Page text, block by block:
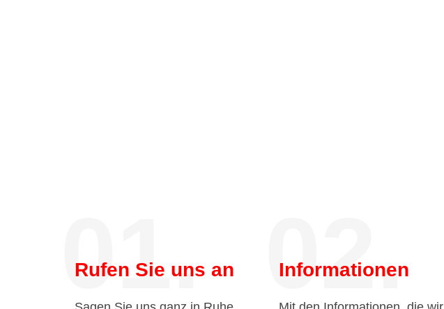
01.
Rufen Sie uns an 02.
Informationen